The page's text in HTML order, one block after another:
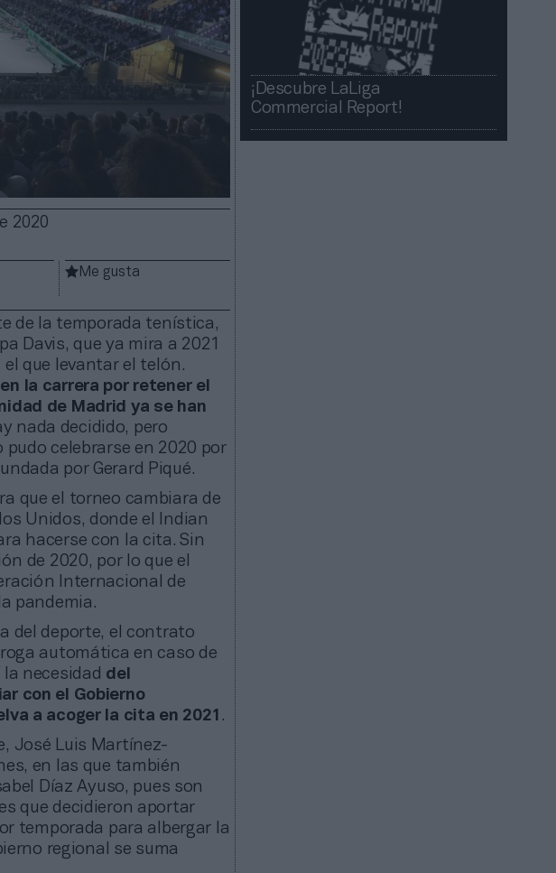
2020
Me gusta
de la temporada tenística,
Davis, que ya mira a 2021
que levantar el telón.
la carrera por retener el
de Madrid ya se han
nada decidido, pero
celebrarse en 2020 por
por Gerard Piqué.
que el torneo cambiara de
Unidos, donde el Indian
hacerse con la cita. Sin
de 2020, por lo que el
Internacional de
pandemia.
del deporte, el contrato
automática en caso de
necesidad del
con el Gobierno
a acoger la cita en 2021 .
José Luis Martínez-
en las que también
Díaz Ayuso, pues son
que decidieron aportar
temporada para albergar la
regional se suma
¡Descubre LaLiga
Commercial Report!​​